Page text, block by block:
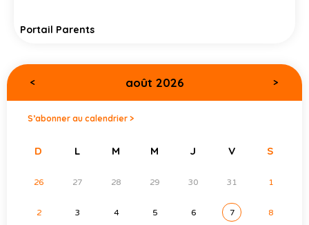
Portail Parents
< août 2026 >
S’abonner au calendrier >
D L M M J V S
26 27 28 29 30 31 1
2 3 4 5 6 7 8